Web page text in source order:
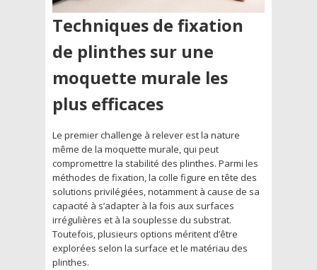
Techniques de fixation
de plinthes sur une
moquette murale les
plus efficaces
Le premier challenge à relever est la nature
même de la moquette murale, qui peut
compromettre la stabilité des plinthes. Parmi les
méthodes de fixation, la colle figure en tête des
solutions privilégiées, notamment à cause de sa
capacité à s’adapter à la fois aux surfaces
irrégulières et à la souplesse du substrat.
Toutefois, plusieurs options méritent d’être
explorées selon la surface et le matériau des
plinthes.